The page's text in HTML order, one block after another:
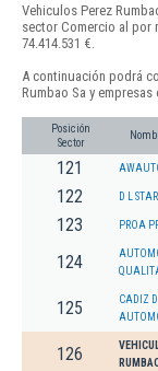
Vehiculos Perez
sector Comercio al por
74.414.531 €.
A continuación podrá
Rumbao Sa y
Posición
Sector
121
122 D L
123 PROA
124
125
CADIZ
126